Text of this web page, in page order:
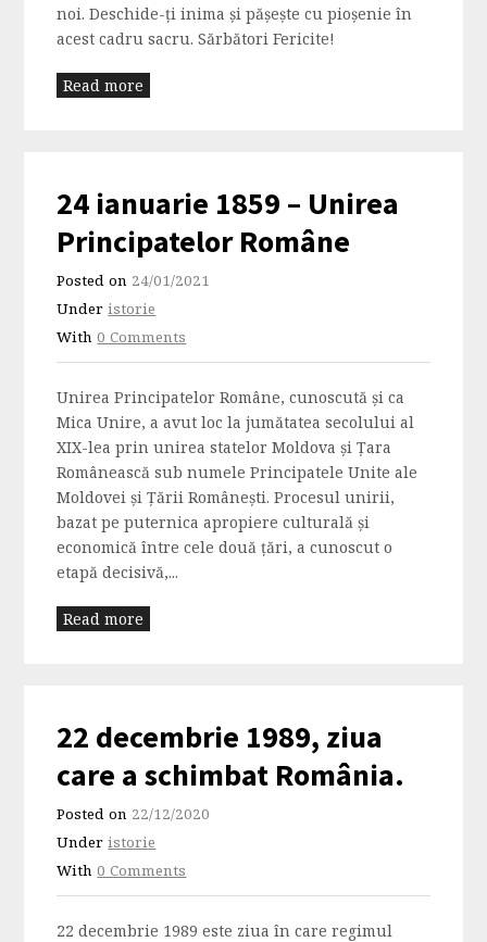
noi. Deschide-ţi inima şi păşeşte cu pioşenie în
acest cadru sacru. Sărbători Fericite!
Read more
24 ianuarie 1859 – Unirea
Principatelor Române
Posted on 24/01/2021
Underistorie
With0 Comments
Unirea Principatelor Române, cunoscută și ca
Mica Unire, a avut loc la jumătatea secolului al
XIX-lea prin unirea statelor Moldova și Țara
Românească sub numele Principatele Unite ale
Moldovei și Țării Românești. Procesul unirii,
bazat pe puternica apropiere culturală și
economică între cele două țări, a cunoscut o
etapă decisivă,...
Read more
22 decembrie 1989, ziua
care a schimbat România.
Posted on 22/12/2020
Underistorie
With0 Comments
22 decembrie 1989 este ziua în care regimul